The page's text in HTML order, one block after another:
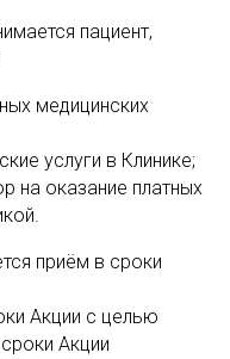
пациент,
медицинских
услуги в Клинике;
на оказание платных
приём в сроки
Акции с целью
Акции